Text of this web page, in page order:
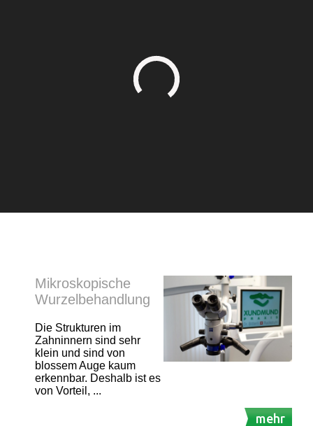
Mikroskopische
Wurzelbehandlung
Die Strukturen im
Zahninnern sind sehr
klein und sind von
blossem Auge kaum
erkennbar. Deshalb ist es
von Vorteil, ...
mehr